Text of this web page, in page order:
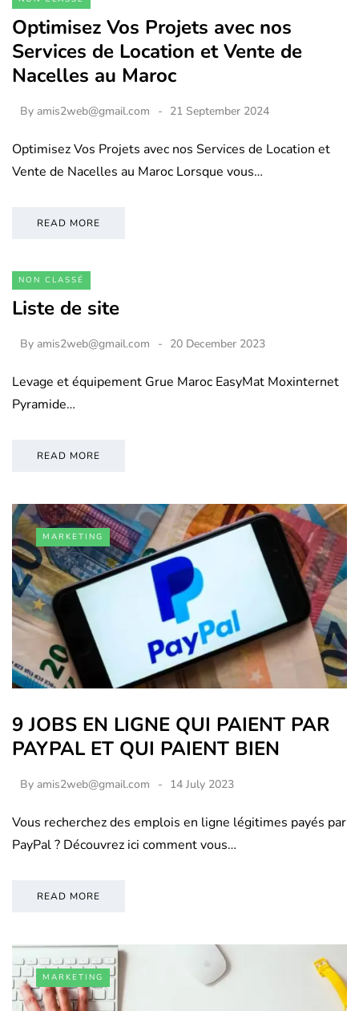
Optimisez Vos Projets avec nos
Services de Location et Vente de
Nacelles au Maroc
By amis2web@gmail.com 21 September 2024
Optimisez Vos Projets avec nos Services de Location et
Vente de Nacelles au Maroc Lorsque vous…
READ MORE
NON CLASSÉ
Liste de site
By amis2web@gmail.com 20 December 2023
Levage et équipement Grue Maroc EasyMat Moxinternet
Pyramide…
READ MORE
MARKETING
9 JOBS EN LIGNE QUI PAIENT PAR
PAYPAL ET QUI PAIENT BIEN
By amis2web@gmail.com 14 July 2023
Vous recherchez des emplois en ligne légitimes payés par
PayPal ? Découvrez ici comment vous…
READ MORE
MARKETING